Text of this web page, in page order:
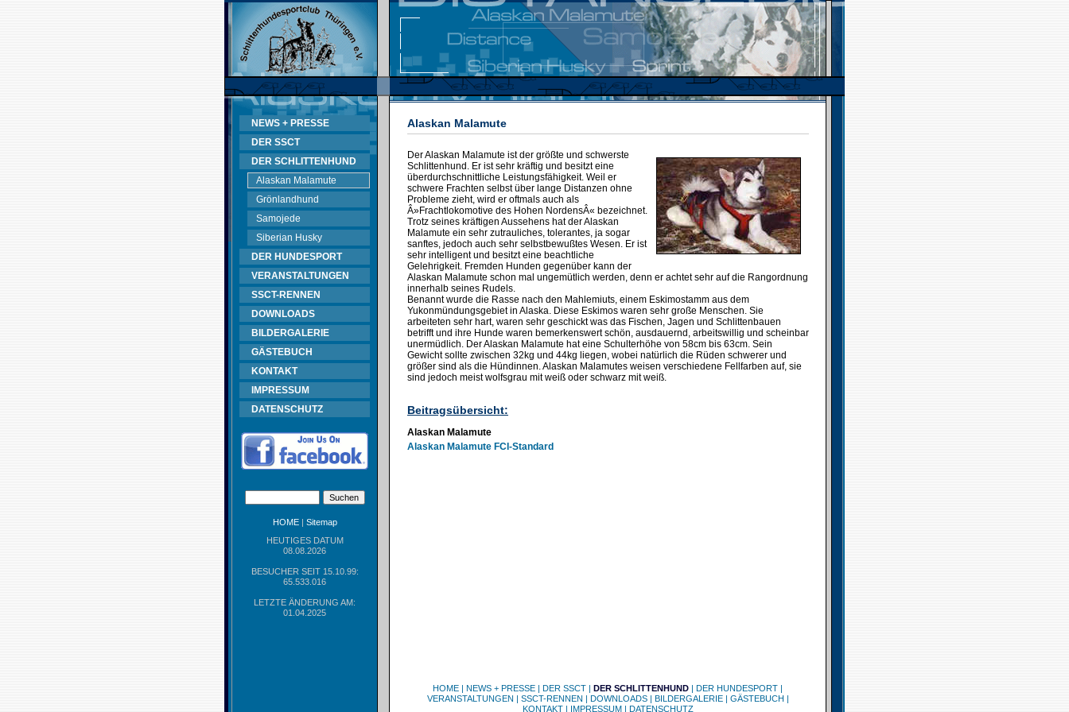
NEWS + PRESSE
DER SSCT
DER SCHLITTENHUND
Alaskan Malamute
Grönlandhund
Samojede
Siberian Husky
DER HUNDESPORT
VERANSTALTUNGEN
SSCT-RENNEN
DOWNLOADS
BILDERGALERIE
GÄSTEBUCH
KONTAKT
IMPRESSUM
DATENSCHUTZ
HOME| Sitemap
HEUTIGES DATUM
08.08.2026
BESUCHER SEIT 15.10.99:
65.533.016
LETZTE ÄNDERUNG AM:
01.04.2025
Alaskan Malamute
Der Alaskan Malamute ist der größte und schwerste
Schlittenhund. Er ist sehr kräftig und besitzt eine
überdurchschnittliche Leistungsfähigkeit. Weil er
schwere Frachten selbst über lange Distanzen ohne
Probleme zieht, wird er oftmals auch als
Â»Frachtlokomotive des Hohen NordensÂ« bezeichnet.
Trotz seines kräftigen Aussehens hat der Alaskan
Malamute ein sehr zutrauliches, tolerantes, ja sogar
sanftes, jedoch auch sehr selbstbewußtes Wesen. Er ist
sehr intelligent und besitzt eine beachtliche
Gelehrigkeit. Fremden Hunden gegenüber kann der
Alaskan Malamute schon mal ungemütlich werden, denn er achtet sehr auf die Rangordnung
innerhalb seines Rudels.
Benannt wurde die Rasse nach den Mahlemiuts, einem Eskimostamm aus dem
Yukonmündungsgebiet in Alaska. Diese Eskimos waren sehr große Menschen. Sie
arbeiteten sehr hart, waren sehr geschickt was das Fischen, Jagen und Schlittenbauen
betrifft und ihre Hunde waren bemerkenswert schön, ausdauernd, arbeitswillig und scheinbar
unermüdlich. Der Alaskan Malamute hat eine Schulterhöhe von 58cm bis 63cm. Sein
Gewicht sollte zwischen 32kg und 44kg liegen, wobei natürlich die Rüden schwerer und
größer sind als die Hündinnen. Alaskan Malamutes weisen verschiedene Fellfarben auf, sie
sind jedoch meist wolfsgrau mit weiß oder schwarz mit weiß.
Beitragsübersicht:
Alaskan Malamute
Alaskan Malamute FCI-Standard
HOME | NEWS + PRESSE | DER SSCT | DER SCHLITTENHUND | DER HUNDESPORT |
VERANSTALTUNGEN | SSCT-RENNEN | DOWNLOADS| BILDERGALERIE| GÄSTEBUCH |
KONTAKT| IMPRESSUM| DATENSCHUTZ